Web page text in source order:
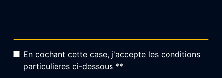
En cochant cette case, j'accepte les conditions
particulières ci-dessous **